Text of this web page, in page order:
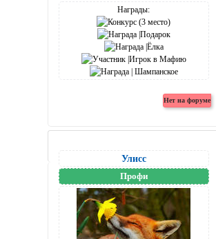
Награды:
Улисс
Профи